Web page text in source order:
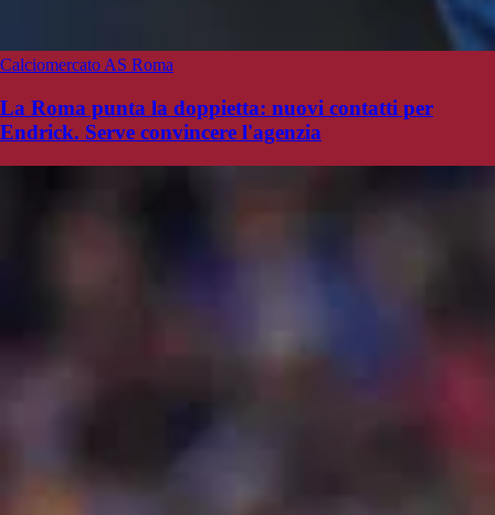
Calciomercato AS Roma
La Roma punta la doppietta: nuovi contatti per
Endrick. Serve convincere l'agenzia